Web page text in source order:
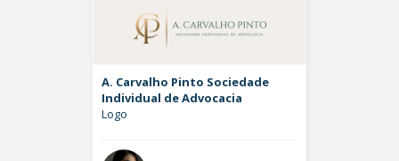
A. Carvalho Pinto Sociedade
Individual de Advocacia
Logo